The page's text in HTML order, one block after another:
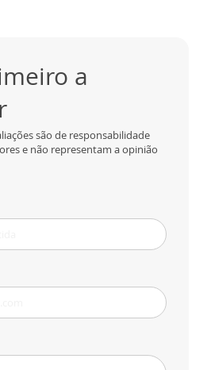
a
são de responsabilidade
e não representam a opinião